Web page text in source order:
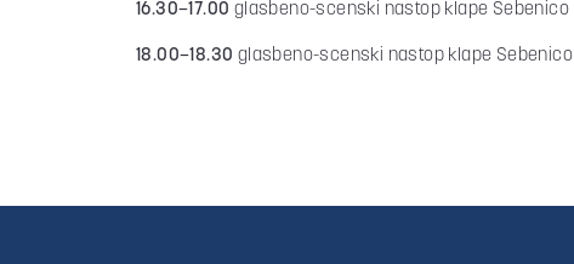
16.30–17.00 glasbeno-scenski nastop klape Sebenico
18.00–18.30 glasbeno-scenski nastop klape Sebenico